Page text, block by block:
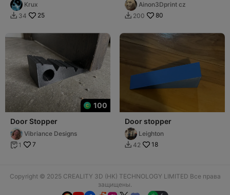
Krux
 34 25
Ainon3Dprint cz
 200 80
100
Door Stopper
Vibriance Designs
 1 7
Door stopper
Leighton
 42 18
Copyright © 2025 CREALITY 3D (HK) TECHNOLOGY LIMITED Все права
защищены.